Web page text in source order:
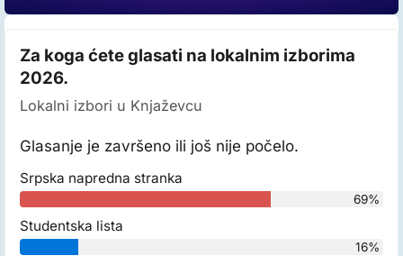
Za koga ćete glasati na lokalnim izborima
2026.
Lokalni izbori u Knjaževcu
Glasanje je završeno ili još nije počelo.
Srpska napredna stranka
69%
Studentska lista
16%